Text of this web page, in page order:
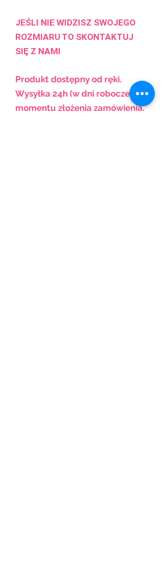
JEŚLI NIE WIDZISZ SWOJEGO
ROZMIARU TO SKONTAKTUJ
SIĘ Z NAMI
Produkt dostępny od ręki.
Wysyłka 24h (w dni robocze) od
momentu złożenia zamówienia.